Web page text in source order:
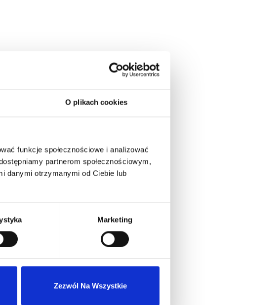
O plikach cookies
funkcje społecznościowe i analizować
partnerom społecznościowym,
danymi otrzymanymi od Ciebie lub
Marketing
Zezwól Na Wszystkie